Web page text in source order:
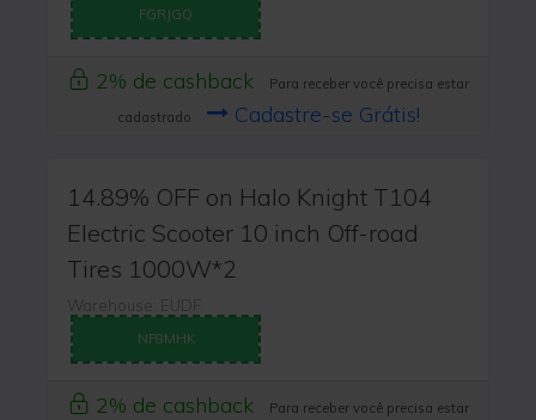
FGRJGQ
2% de cashback
Para receber você precisa estar
cadastrado
Cadastre-se Grátis!
14.89% OFF on Halo Knight T104
Electric Scooter 10 inch Off-road
Tires 1000W*2
Warehouse: EUDF
NF8MHK
2% de cashback
Para receber você precisa estar